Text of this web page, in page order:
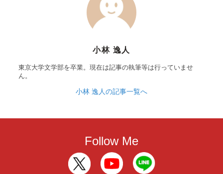
小林 逸人
東京大学文学部を卒業。現在は記事の執筆等は行っていませ
ん。
小林 逸人の記事一覧へ
Follow Me